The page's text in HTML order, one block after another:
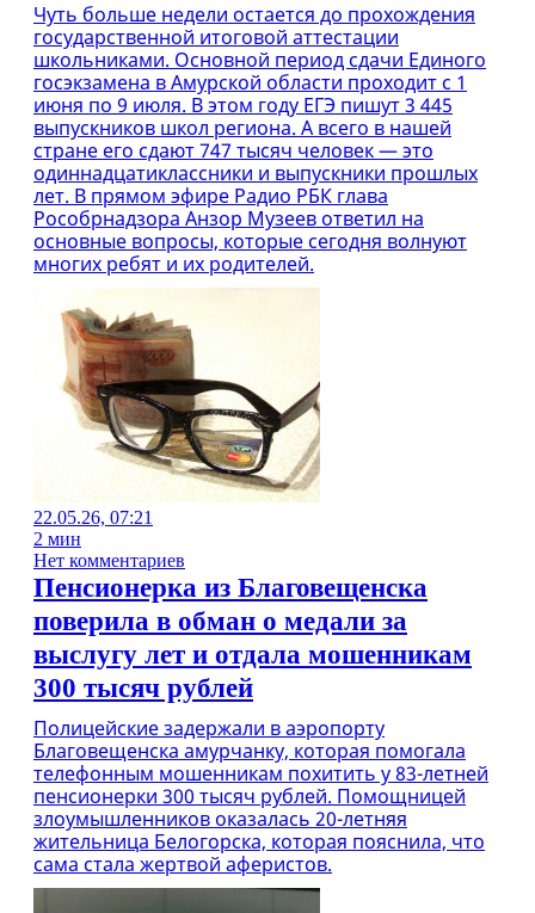
Чуть больше недели остается до прохождения
государственной итоговой аттестации
школьниками. Основной период сдачи Единого
госэкзамена в Амурской области проходит с 1
июня по 9 июля. В этом году ЕГЭ пишут 3 445
выпускников школ региона. А всего в нашей
стране его сдают 747 тысяч человек — это
одиннадцатиклассники и выпускники прошлых
лет. В прямом эфире Радио РБК глава
Рособрнадзора Анзор Музеев ответил на
основные вопросы, которые сегодня волнуют
многих ребят и их родителей.
22.05.26, 07:21
2 мин
Нет комментариев
Пенсионерка из Благовещенска
поверила в обман о медали за
выслугу лет и отдала мошенникам
300 тысяч рублей
Полицейские задержали в аэропорту
Благовещенска амурчанку, которая помогала
телефонным мошенникам похитить у 83-летней
пенсионерки 300 тысяч рублей. Помощницей
злоумышленников оказалась 20-летняя
жительница Белогорска, которая пояснила, что
сама стала жертвой аферистов.